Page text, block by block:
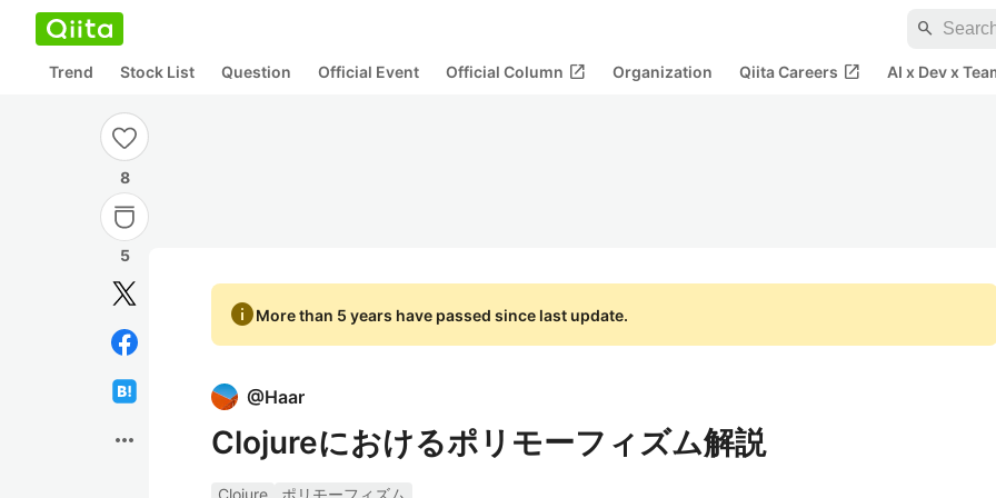
search
Trend Stock List Question Official Event Official Column open_in_new Organization Qiita Careers open_in_new AI x Dev x
8
5
more_horiz
infoMore than 5 years have passed since last update.
@Haar
Clojureにおけるポリモーフィズム解説
Clojure
ポリモーフィズム